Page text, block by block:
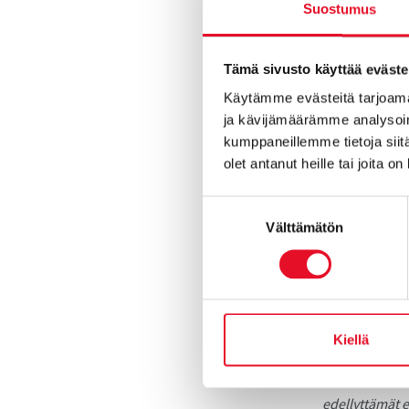
Suostumus
Tämä sivusto käyttää
Käytämme evästeitä
ja kävijämäärämme
kumppaneillemme tietoja
olet antanut heille tai joita
Välttämätön
Kiellä
vieläkin
suunnatuista
vuonna 2017.
”Suomen
tarkoittaa
Myönteisen
määrä ja
toteutetusta
edellyttämät